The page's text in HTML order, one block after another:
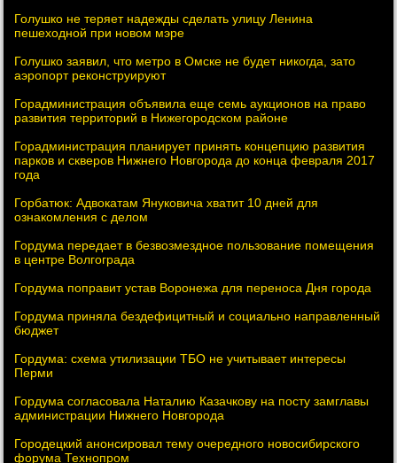
Голушко не теряет надежды сделать улицу Ленина
пешеходной при новом мэре
Голушко заявил, что метро в Омске не будет никогда, зато
аэропорт реконструируют
Горадминистрация объявила еще семь аукционов на право
развития территорий в Нижегородском районе
Горадминистрация планирует принять концепцию развития
парков и скверов Нижнего Новгорода до конца февраля 2017
года
Горбатюк: Адвокатам Януковича хватит 10 дней для
ознакомления с делом
Гордума передает в безвозмездное пользование помещения
в центре Волгограда
Гордума поправит устав Воронежа для переноса Дня города
Гордума приняла бездефицитный и социально направленный
бюджет
Гордума: схема утилизации ТБО не учитывает интересы
Перми
Гордума согласовала Наталию Казачкову на посту замглавы
администрации Нижнего Новгорода
Городецкий анонсировал тему очередного новосибирского
форума Технопром